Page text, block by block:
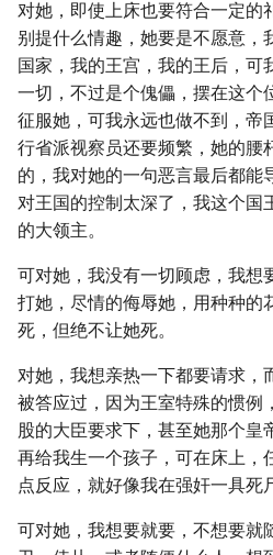
对她，即使上床也要符合一定的
别提什么情趣，她要是不愿意，
国家，我的王宫，我的王后，可
一切，不过是个傀儡，摆在这个
征服她，可我永远也做不到，帝
行省派视察员还要频繁，她的腰
的，我对她的一句恶言最后都能
对王国的控制太深了，我这个国
的大领主。
可对她，我没有一切顾虑，我想
打她，尽情的侮辱她，用种种的
死，但绝不让她死。
对她，我想亲热一下都要请求，
被答应过，因为王室特殊的惯例
股的大臣要求下，甚至她那个皇
再给我生一个孩子，可在床上，
点反应，就好像我在强奸一具死
可对她，我想要就要，不想要就